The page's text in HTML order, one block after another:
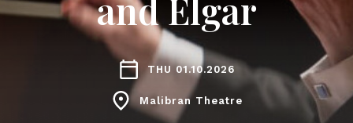
and Elgar
THU 01.10.2026
Malibran Theatre